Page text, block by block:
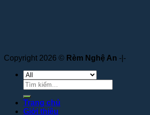
Copyright 2026 © Rèm Nghệ An -|-
Tìm
kiếm:
Trang chủ
Giới thiệu